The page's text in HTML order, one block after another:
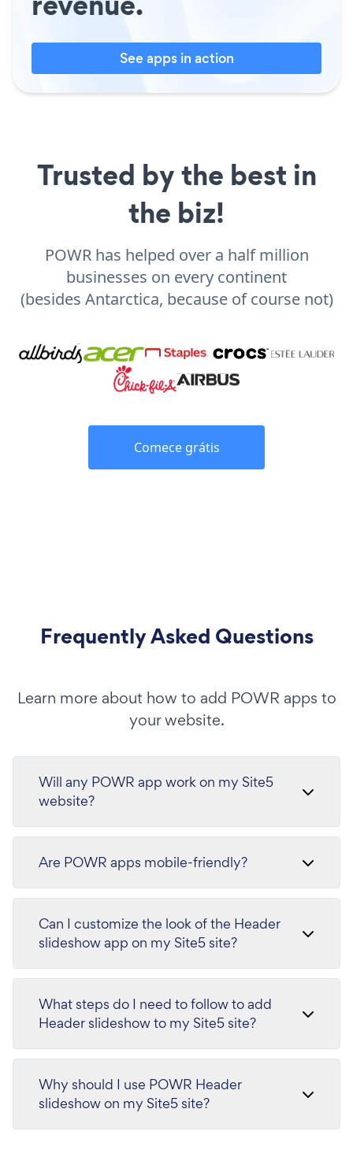
See apps in action
Trusted by the best in
the biz!
POWR has helped over a half million
businesses on every continent
(besides Antarctica, because of course not)
Comece grátis
Frequently Asked Questions
Learn more about how to add POWR apps to
your website.
Will any POWR app work on my Site5
website?
Are POWR apps mobile-friendly?
Can I customize the look of the Header
slideshow app on my Site5 site?
What steps do I need to follow to add
Header slideshow to my Site5 site?
Why should I use POWR Header
slideshow on my Site5 site?